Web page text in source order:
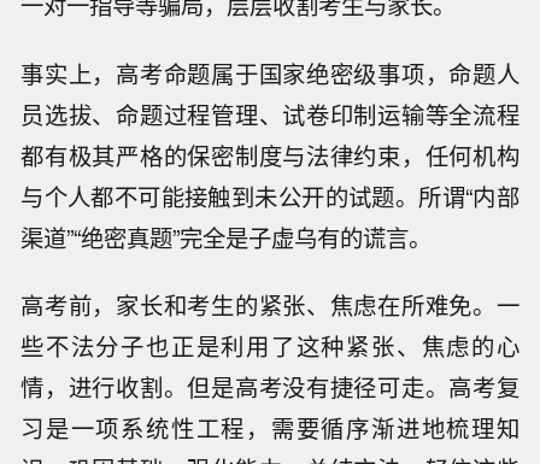
事实上，高考命题属于国家绝密级事项，命题人
员选拔、命题过程管理、试卷印制运输等全流程
都有极其严格的保密制度与法律约束，任何机构
与个人都不可能接触到未公开的试题。所谓“内部
渠道”“绝密真题”完全是子虚乌有的谎言。
高考前，家长和考生的紧张、焦虑在所难免。一
些不法分子也正是利用了这种紧张、焦虑的心
情，进行收割。但是高考没有捷径可走。高考复
习是一项系统性工程，需要循序渐进地梳理知